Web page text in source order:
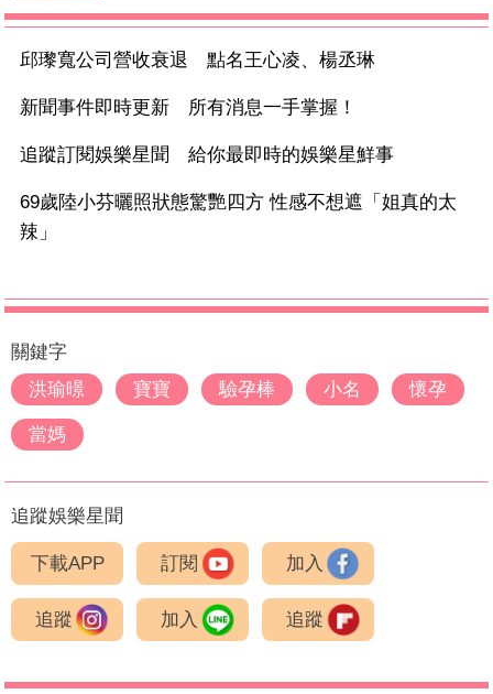
邱瓈寬公司營收衰退 點名王心凌、楊丞琳
新聞事件即時更新 所有消息一手掌握！
追蹤訂閱娛樂星聞 給你最即時的娛樂星鮮事
69歲陸小芬曬照狀態驚艷四方 性感不想遮「姐真的太
辣」
關鍵字
洪瑜暻
寶寶 驗孕棒 小名 懷孕
當媽
追蹤娛樂星聞
下載APP 訂閱 加入
追蹤 加入 追蹤